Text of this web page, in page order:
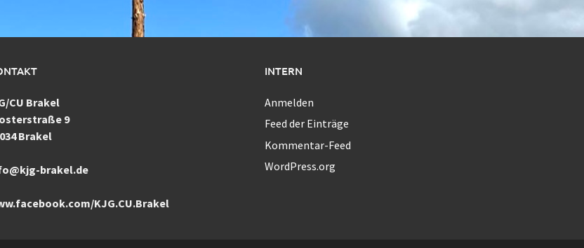
CU Brakel
9
Brakel
brakel.de
KJG.CU.Brakel
INTERN
Anmelden
Feed der Einträge
Kommentar-Feed
WordPress.org